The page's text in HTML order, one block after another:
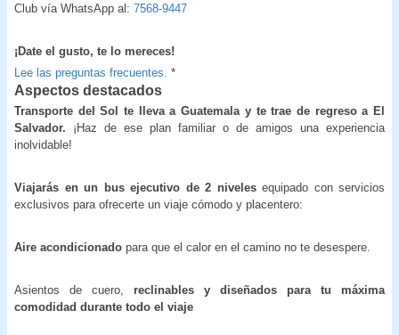
Club vía WhatsApp al: 7568-9447
¡Date el gusto, te lo mereces!
Lee las preguntas frecuentes. *
Aspectos destacados
Transporte del Sol te lleva a Guatemala y te trae de regreso a El
Salvador. ¡Haz de ese plan familiar o de amigos una experiencia
inolvidable!
Viajarás en un bus ejecutivo de 2 nivelesequipado con servicios
exclusivos para ofrecerte un viaje cómodo y placentero:
Aire acondicionado para que el calor en el camino no te desespere.
Asientos de cuero, reclinables y diseñados para tu máxima
comodidad durante todo el viaje